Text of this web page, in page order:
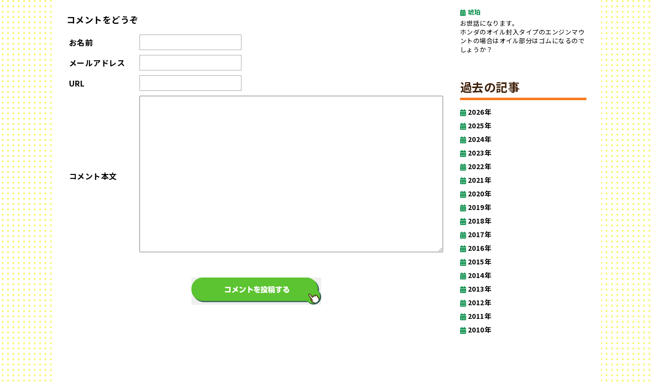
コメントをどうぞ
お名前
メールアドレス
URL
コメント本文
琥珀
お世話になります。
ホンダのオイル封入タイプのエンジンマウ
ントの場合はオイル部分はゴムになるので
しょうか？
過去の記事
2026年
2025年
2024年
2023年
2022年
2021年
2020年
2019年
2018年
2017年
2016年
2015年
2014年
2013年
2012年
2011年
2010年